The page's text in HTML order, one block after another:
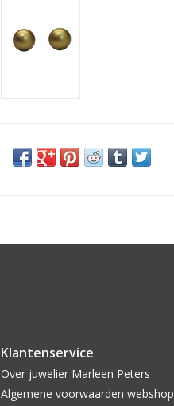
Klantenservice
Over juwelier Marleen Peters
Algemene voorwaarden webshop